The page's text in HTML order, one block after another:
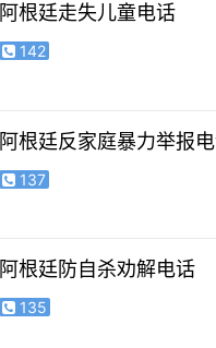
阿根廷走失儿童电话
142
阿根廷反家庭暴力举报
137
阿根廷防自杀劝解电话
135